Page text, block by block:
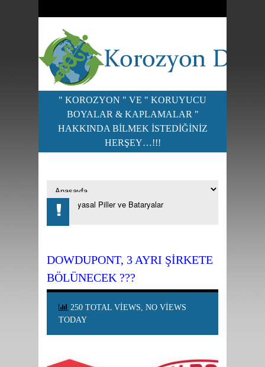
" KOROZYON " VE " KORUYUCU
BOYALAR & KAPLAMALAR "
HAKKINDA BILMEK ISTEDIĞINIZ
HERŞEY…!!!
Kimyasal Piller ve Bataryalar ???-???-??????????? (???)
DOWDUPONT, 3 AYRI ŞIRKETE
BÖLÜNECEK ???
250 TOTAL VIEWS, NO VIEWS
TODAY